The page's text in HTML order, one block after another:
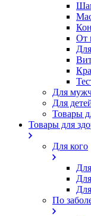
От
Для
Для
Товары
Товары для
Для кого
По